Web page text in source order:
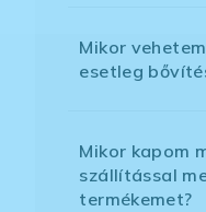
Mikor
esetleg
Mikor kapom
szállítással
termékemet?